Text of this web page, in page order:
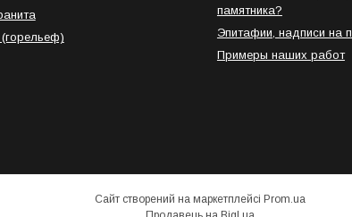
памятника?
Эпитафии, надписи на
Примеры наших работ
Сайт створений на маркетплейсі Prom.ua